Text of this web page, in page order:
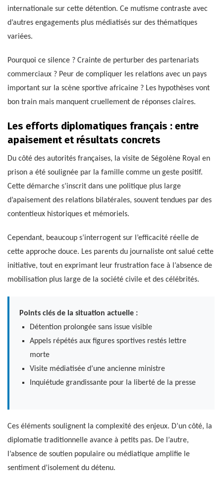
internationale sur cette détention. Ce mutisme contraste avec
d’autres engagements plus médiatisés sur des thématiques
variées.
Pourquoi ce silence ? Crainte de perturber des partenariats
commerciaux ? Peur de compliquer les relations avec un pays
important sur la scène sportive africaine ? Les hypothèses vont
bon train mais manquent cruellement de réponses claires.
Les efforts diplomatiques français : entre
apaisement et résultats concrets
Du côté des autorités françaises, la visite de Ségolène Royal en
prison a été soulignée par la famille comme un geste positif.
Cette démarche s’inscrit dans une politique plus large
d’apaisement des relations bilatérales, souvent tendues par des
contentieux historiques et mémoriels.
Cependant, beaucoup s’interrogent sur l’efficacité réelle de
cette approche douce. Les parents du journaliste ont salué cette
initiative, tout en exprimant leur frustration face à l’absence de
mobilisation plus large de la société civile et des célébrités.
Points clés de la situation actuelle :
Détention prolongée sans issue visible
Appels répétés aux figures sportives restés lettre
morte
Visite médiatisée d’une ancienne ministre
Inquiétude grandissante pour la liberté de la presse
Ces éléments soulignent la complexité des enjeux. D’un côté, la
diplomatie traditionnelle avance à petits pas. De l’autre,
l’absence de soutien populaire ou médiatique amplifie le
sentiment d’isolement du détenu.